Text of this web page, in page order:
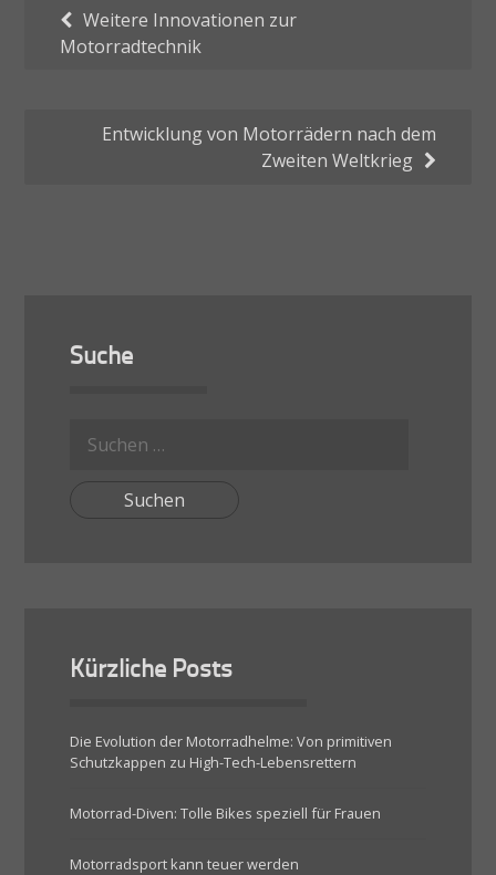
Beitragsnavigation
Weitere Innovationen zur
Motorradtechnik
Entwicklung von Motorrädern nach dem
Zweiten Weltkrieg
Suche
nach:
Kürzliche Posts
Die Evolution der Motorradhelme: Von primitiven
Schutzkappen zu High-Tech-Lebensrettern
Motorrad-Diven: Tolle Bikes speziell für Frauen
Motorradsport kann teuer werden